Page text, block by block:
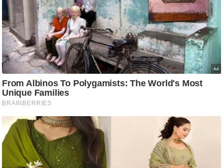
म
हि
मा
/
ध
र्म
स्थ
ल
व्र
त
त्यो
हा
र